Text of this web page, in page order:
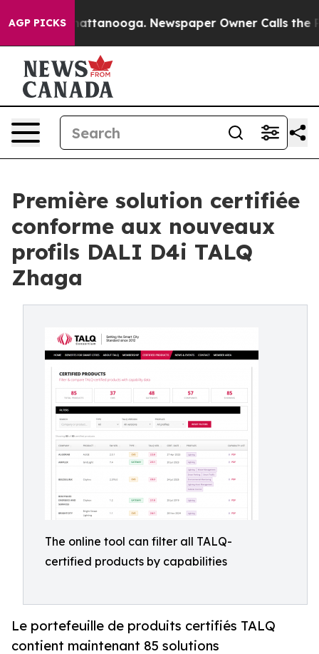
AGP PICKS
in Chattanooga. Newspaper Owner Calls the
Première solution certifiée
conforme aux nouveaux
profils DALI D4i TALQ
Zhaga
The online tool can filter all TALQ-
certified products by capabilities
Le portefeuille de produits certifiés TALQ
contient maintenant 85 solutions